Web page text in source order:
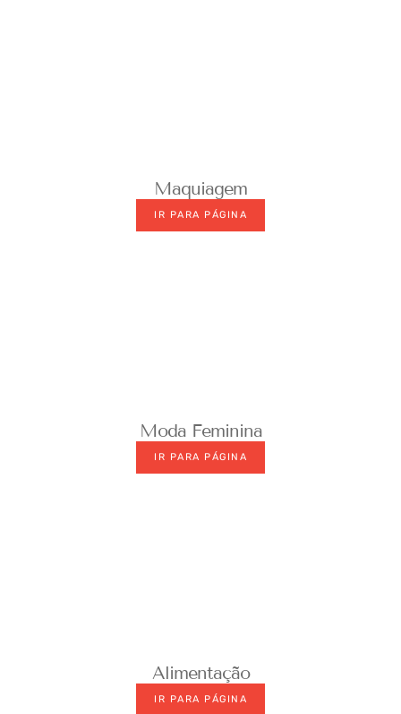
Maquiagem
IR PARA PÁGINA
Moda Feminina
IR PARA PÁGINA
Alimentação
IR PARA PÁGINA